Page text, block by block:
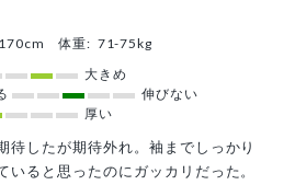
体重: 71-75kg
大きめ
伸びない
厚い
待したが期待外れ。袖までしっかり
いると思ったのにガッカリだった。